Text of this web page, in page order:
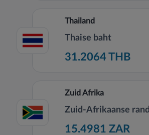
Thailand
Thaise baht
31.2064 THB
Zuid Afrika
Zuid-Afrikaanse rand
15.4981 ZAR